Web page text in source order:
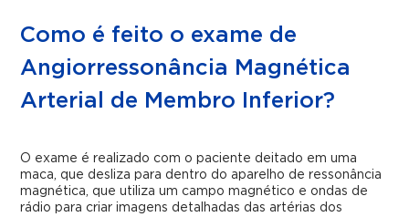
Como é feito o exame de
Angiorressonância Magnética
Arterial de Membro Inferior?
O exame é realizado com o paciente deitado em uma
maca, que desliza para dentro do aparelho de ressonância
magnética, que utiliza um campo magnético e ondas de
rádio para criar imagens detalhadas das artérias dos